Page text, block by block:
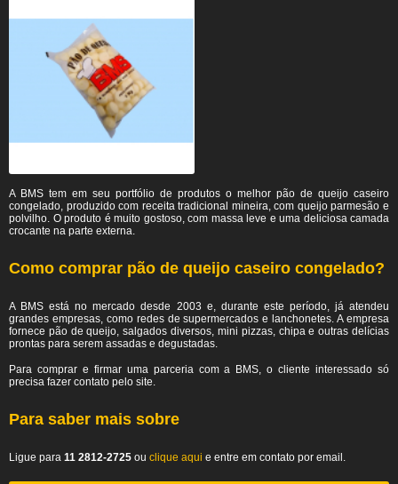
A BMS tem em seu portfólio de produtos o melhor pão de queijo caseiro
congelado, produzido com receita tradicional mineira, com queijo parmesão e
polvilho. O produto é muito gostoso, com massa leve e uma deliciosa camada
crocante na parte externa.
Como comprar pão de queijo caseiro congelado?
A BMS está no mercado desde 2003 e, durante este período, já atendeu
grandes empresas, como redes de supermercados e lanchonetes. A empresa
fornece pão de queijo, salgados diversos, mini pizzas, chipa e outras delícias
prontas para serem assadas e degustadas.
Para comprar e firmar uma parceria com a BMS, o cliente interessado só
precisa fazer contato pelo site.
Para saber mais sobre
Ligue para 11 2812-2725 ou clique aqui e entre em contato por email.